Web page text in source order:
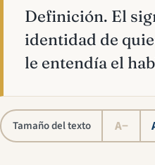
Definición. El
identidad de
le entendía el
Tamaño del texto A−